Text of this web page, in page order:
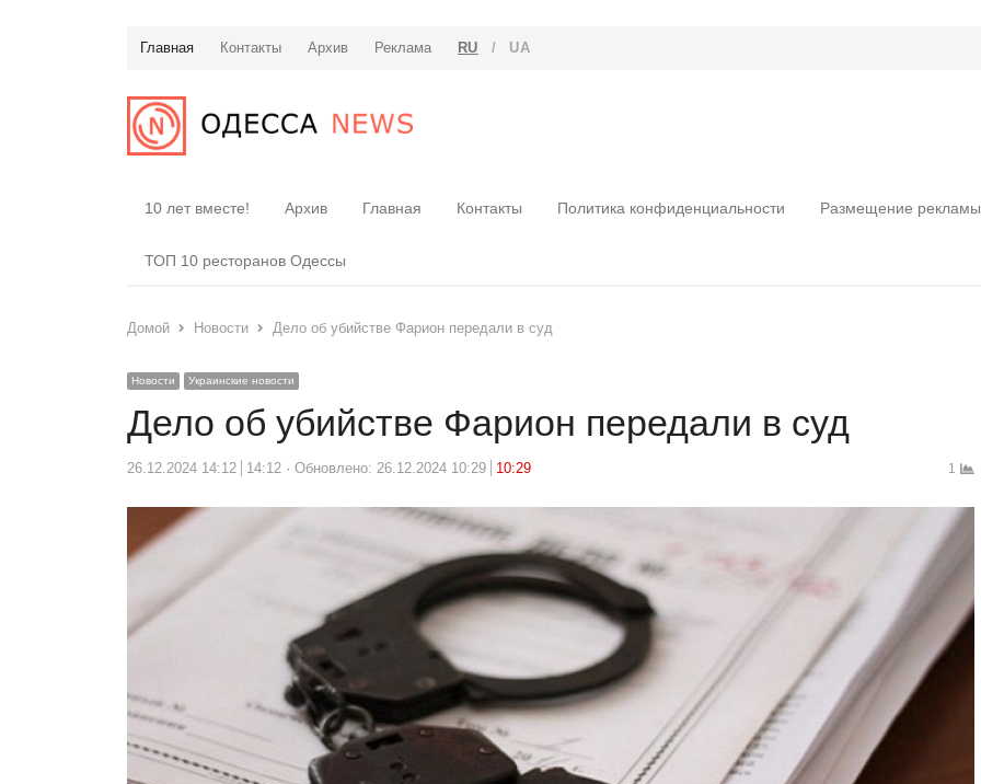
Главная Контакты Архив Реклама RU / UA
10 лет вместе! Архив Главная Контакты Политика конфиденциальности Размещение рекламы
ТОП 10 ресторанов Одессы
Домой Новости Дело об убийстве Фарион передали в суд
Новости Украинские новости
Дело об убийстве Фарион передали в суд
26.12.2024 14:12 14:12 Обновлено: 26.12.2024 10:29 10:29 1